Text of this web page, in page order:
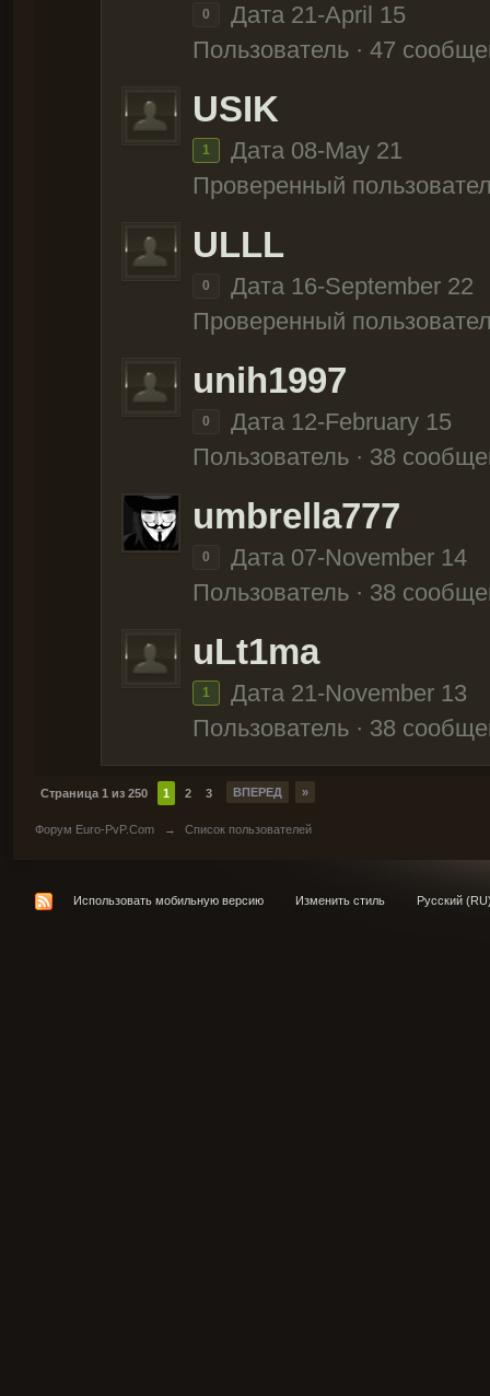
0
Дата 21-April 15
Пользователь · 47
USIK
1
Дата 08-May 21
Проверенный
ULLL
0
Дата 16-September 22
Проверенный
unih1997
0
Дата 12-February 15
Пользователь · 38
umbrella777
0
Дата 07-November 14
Пользователь · 38
uLt1ma
1
Дата 21-November 13
Пользователь · 38
Страница 1 из 250 1 2 3 ВПЕРЕД »
Форум Euro-PvP.Com → Список пользователей
Использовать мобильную версию Изменить стиль Русский